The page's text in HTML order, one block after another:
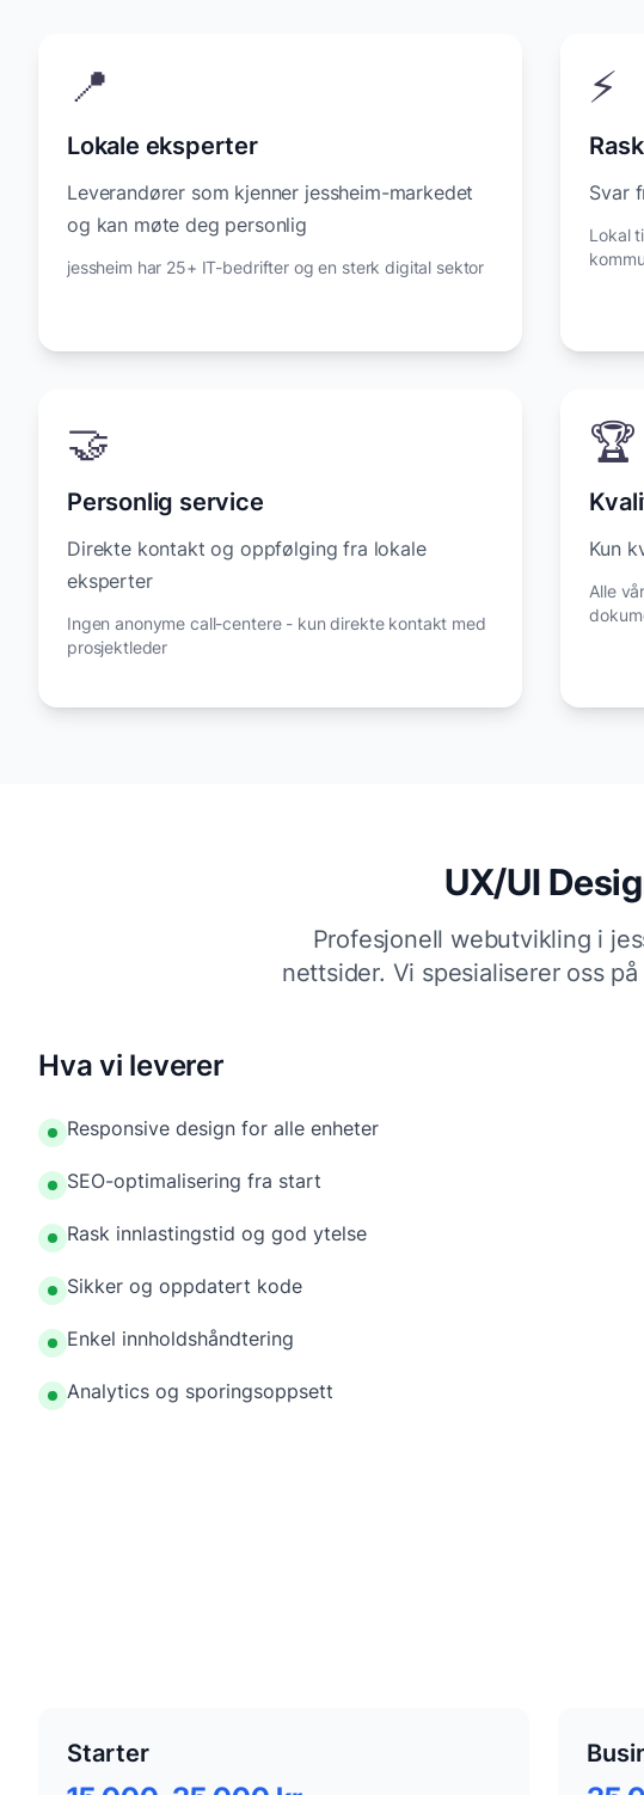
📍
Lokale eksperter
Leverandører som kjenner jessheim-markedet
og kan møte deg personlig
jessheim har 25+ IT-bedrifter og en sterk digital sektor
⚡
Svar
Lokal
🤝
Personlig service
Direkte kontakt og oppfølging fra lokale
eksperter
Ingen anonyme call-centere - kun direkte kontakt med
prosjektleder
🏆
Kun
Alle
UX/UI
Profesjonell webutvikling i
nettsider. Vi spesialiserer oss
Hva vi leverer
Responsive design for alle enheter
SEO-optimalisering fra start
Rask innlastingstid og god ytelse
Sikker og oppdatert kode
Enkel innholdshåndtering
Analytics og sporingsoppsett
Starter